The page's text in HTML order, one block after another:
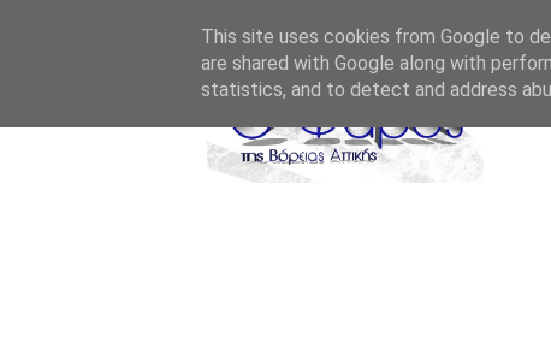
This site uses cookies from Google to
are shared with Google along with
statistics, and to detect and address